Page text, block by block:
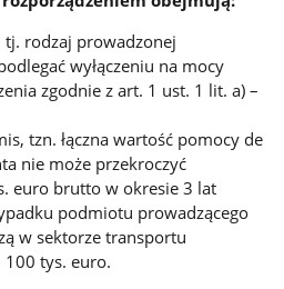
tj. rodzaj prowadzonej
wyłączeniu na mocy
zgodnie z art. 1 ust. 1 lit. a) –
tzn. łączna wartość pomocy de
nie może przekroczyć
euro brutto w okresie 3 lat
podmiotu prowadzącego
w sektorze transportu
tys. euro.